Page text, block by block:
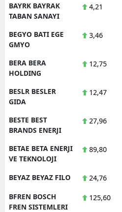
BAYRK BAYRAK
TABAN SANAYI
4,21
BEGYO BATI EGE
GMYO
3,46
BERA BERA
HOLDING
12,75
BESLR BESLER
GIDA
12,47
BESTE BEST
BRANDS ENERJI
27,96
BETAE BETA ENERJI
VE TEKNOLOJI
89,80
BEYAZ BEYAZ FILO 24,76
BFREN BOSCH
FREN SISTEMLERI
125,60